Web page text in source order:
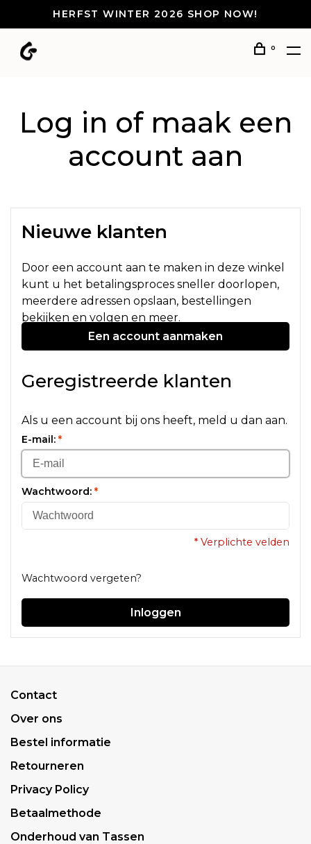
HERFST WINTER 2026 SHOP NOW!
0
Log in of maak een
account aan
Nieuwe klanten
Door een account aan te maken in deze winkel
kunt u het betalingsproces sneller doorlopen,
meerdere adressen opslaan, bestellingen
bekijken en volgen en meer.
Een account aanmaken
Geregistreerde klanten
Als u een account bij ons heeft, meld u dan aan.
E-mail: *
Wachtwoord: *
* Verplichte velden
Wachtwoord vergeten?
Inloggen
Contact
Over ons
Bestel informatie
Retourneren
Privacy Policy
Betaalmethode
Onderhoud van Tassen